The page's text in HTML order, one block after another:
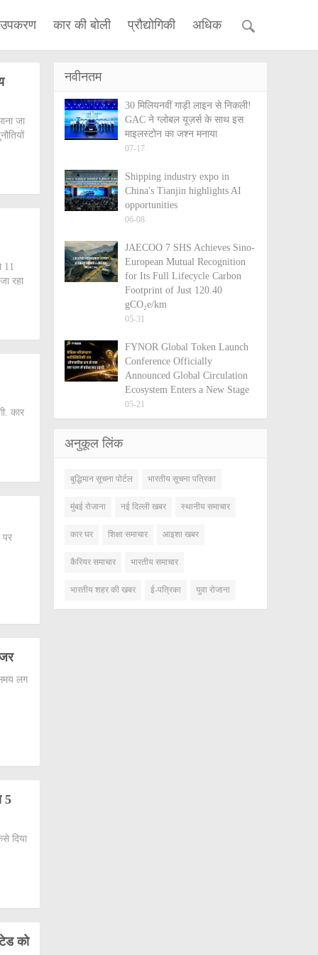
कार की बोली प्रौद्योगिकी अधिक
जा
11
रहा
कार
लग
5
दिया
को
नवीनतम
30 मिलियनवीं गाड़ी लाइन से निकली!
GAC ने ग्लोबल यूज़र्स के साथ इस
माइलस्टोन का जश्न मनाया
07-17
Shipping industry expo in
China's Tianjin highlights AI
opportunities
06-08
JAECOO 7 SHS Achieves Sino-
European Mutual Recognition
for Its Full Lifecycle Carbon
Footprint of Just 120.40
gCO₂e/km
05-31
FYNOR Global Token Launch
Conference Officially
Announced Global Circulation
Ecosystem Enters a New Stage
05-21
अनुकूल लिंक
बुद्धिमान सूचना पोर्टल भारतीय सूचना पत्रिका
मुंबई रोजाना नई दिल्ली खबर स्थानीय समाचार
कार घर शिक्षा समाचार आइशा खबर
कैरियर समाचार भारतीय समाचार
भारतीय शहर की खबर ई-पत्रिका युवा रोजाना